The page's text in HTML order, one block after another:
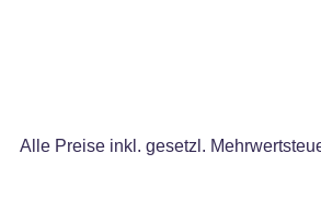
Alle Preise inkl. gesetzl.